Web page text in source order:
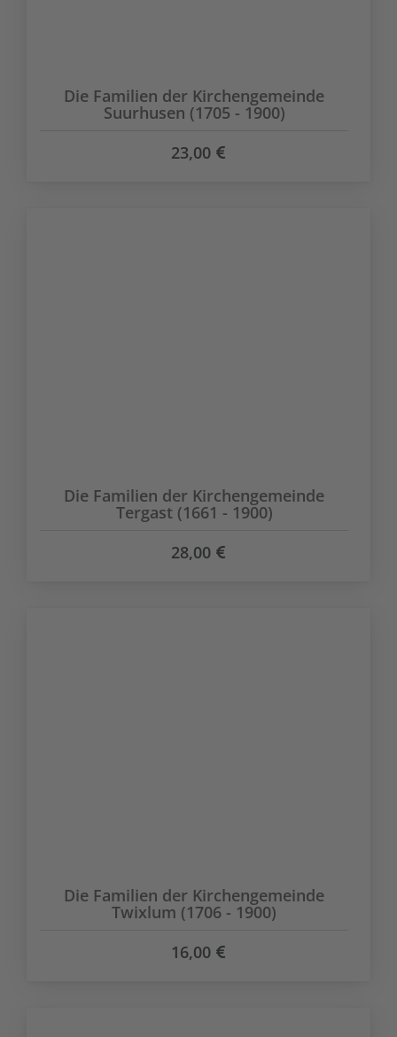
Die Familien der Kirchengemeinde
Suurhusen (1705 - 1900)
23,00
Die Familien der Kirchengemeinde
Tergast (1661 - 1900)
28,00
Die Familien der Kirchengemeinde
Twixlum (1706 - 1900)
16,00